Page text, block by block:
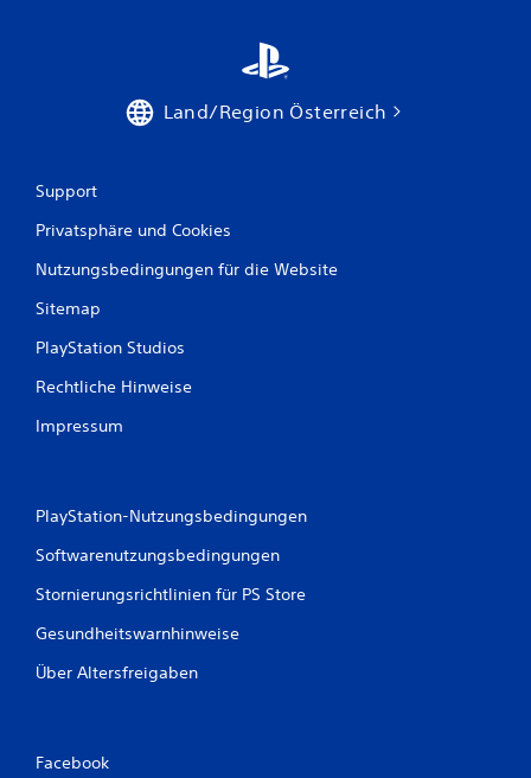
Land/Region Österreich
Support
Privatsphäre und Cookies
Nutzungsbedingungen für die Website
Sitemap
PlayStation Studios
Rechtliche Hinweise
Impressum
PlayStation-Nutzungsbedingungen
Softwarenutzungsbedingungen
Stornierungsrichtlinien für PS Store
Gesundheitswarnhinweise
Über Altersfreigaben
Facebook